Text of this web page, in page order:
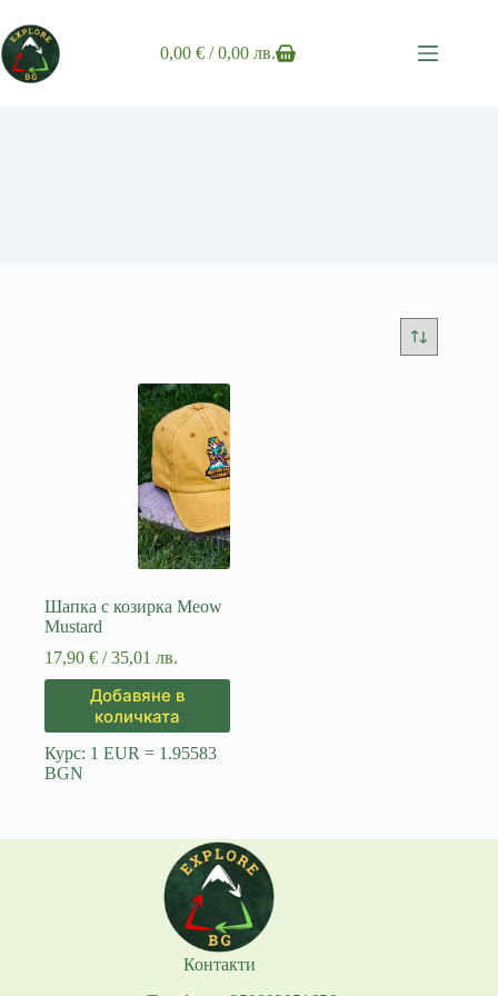
to
content
Shopping
0,00€ / 0,00 лв.
Шапка с козирка Мeow
Mustard
17,90 € / 35,01 лв.
Добавяне в
количката
Курс: 1 EUR = 1.95583
BGN
Контакти